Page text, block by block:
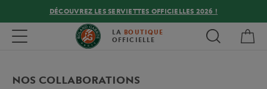
DÉCOUVREZ LES SERVIETTES OFFICIELLES 2026 !
Toggle navigation LA BOUTIQUE
OFFICIELLE
NOS COLLABORATIONS